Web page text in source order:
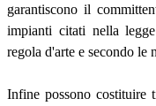
garantiscono il
impianti citati nella
regola d'arte e secondo le
Infine possono costituire